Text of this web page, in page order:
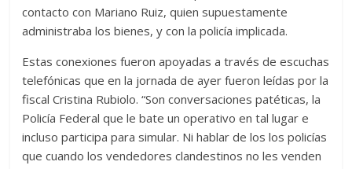
contacto con Mariano Ruiz, quien supuestamente
administraba los bienes, y con la policía implicada.
Estas conexiones fueron apoyadas a través de escuchas
telefónicas que en la jornada de ayer fueron leídas por la
fiscal Cristina Rubiolo. “Son conversaciones patéticas, la
Policía Federal que le bate un operativo en tal lugar e
incluso participa para simular. Ni hablar de los los policías
que cuando los vendedores clandestinos no les venden